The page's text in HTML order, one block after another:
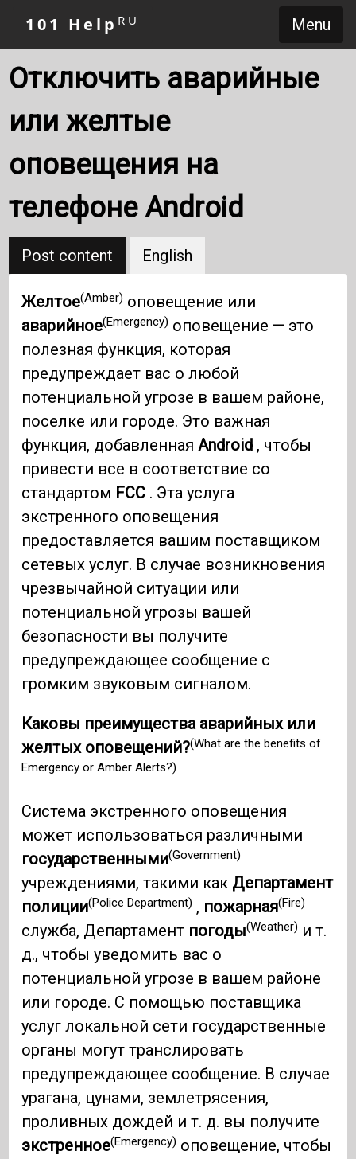
Menu
101 Help RU
Отключить аварийные
или желтые
оповещения на
телефоне Android
Post content English
Желтое(Amber) оповещение или
аварийное(Emergency) оповещение — это
полезная функция, которая
предупреждает вас о любой
потенциальной угрозе в вашем районе,
поселке или городе. Это важная
функция, добавленнаяAndroid , чтобы
привести все в соответствие со
стандартом FCC . Эта услуга
экстренного оповещения
предоставляется вашим поставщиком
сетевых услуг. В случае возникновения
чрезвычайной ситуации или
потенциальной угрозы вашей
безопасности вы получите
предупреждающее сообщение с
громким звуковым сигналом.
Каковы преимущества аварийных или
желтых оповещений?(What are the benefits of
Emergency or Amber Alerts?)
Система экстренного оповещения
может использоваться различными
государственными(Government)
учреждениями, такими как Департамент
полиции(Police Department) , пожарная(Fire)
служба, Департамент погоды(Weather) и т.
д., чтобы уведомить вас о
потенциальной угрозе в вашем районе
или городе. С помощью поставщика
услуг локальной сети государственные
органы могут транслировать
предупреждающее сообщение. В случае
урагана, цунами, землетрясения,
проливных дождей и т. д. вы получите
экстренное(Emergency) оповещение, чтобы